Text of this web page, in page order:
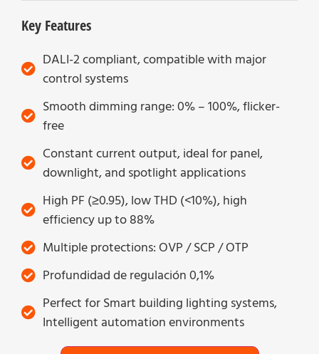
Key Features
DALI-2 compliant, compatible with major
control systems
Smooth dimming range: 0% – 100%, flicker-
free
Constant current output, ideal for panel,
downlight, and spotlight applications
High PF (≥0.95), low THD (<10%), high
efficiency up to 88%
Multiple protections: OVP / SCP / OTP
Profundidad de regulación 0,1%
Perfect for Smart building lighting systems,
Intelligent automation environments